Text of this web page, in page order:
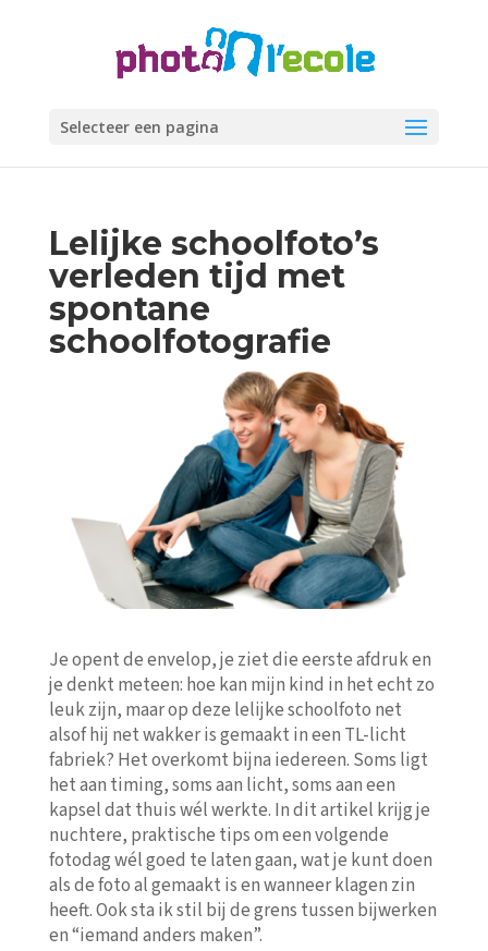
Selecteer een pagina
Lelijke schoolfoto’s
verleden tijd met
spontane
schoolfotografie
Je opent de envelop, je ziet die eerste afdruk en
je denkt meteen: hoe kan mijn kind in het echt zo
leuk zijn, maar op deze lelijke schoolfoto net
alsof hij net wakker is gemaakt in een TL-licht
fabriek? Het overkomt bijna iedereen. Soms ligt
het aan timing, soms aan licht, soms aan een
kapsel dat thuis wél werkte. In dit artikel krijg je
nuchtere, praktische tips om een volgende
fotodag wél goed te laten gaan, wat je kunt doen
als de foto al gemaakt is en wanneer klagen zin
heeft. Ook sta ik stil bij de grens tussen bijwerken
en “iemand anders maken”.